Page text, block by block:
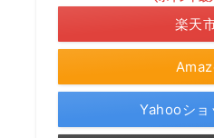
楽天
Yahooショ